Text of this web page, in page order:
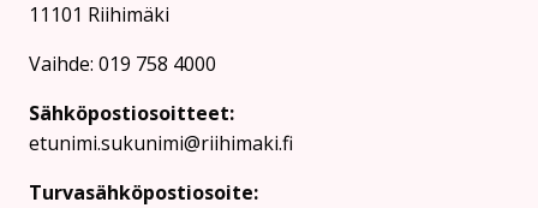
11101 Riihimäki
Vaihde: 019 758 4000
Sähköpostiosoitteet:
etunimi.sukunimi@riihimaki.fi
Turvasähköpostiosoite: